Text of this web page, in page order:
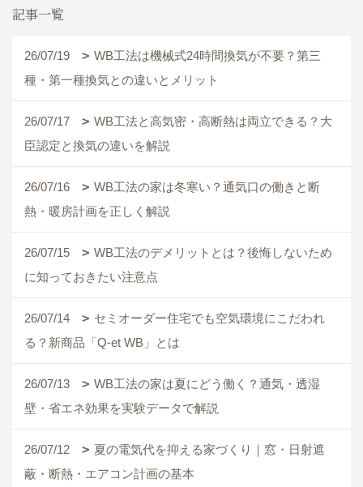
記事一覧
26/07/19
WB工法は機械式24時間換気が不要？第三
種・第一種換気との違いとメリット
26/07/17
WB工法と高気密・高断熱は両立できる？大
臣認定と換気の違いを解説
26/07/16
WB工法の家は冬寒い？通気口の働きと断
熱・暖房計画を正しく解説
26/07/15
WB工法のデメリットとは？後悔しないため
に知っておきたい注意点
26/07/14
セミオーダー住宅でも空気環境にこだわれ
る？新商品「Q-et WB」とは
26/07/13
WB工法の家は夏にどう働く？通気・透湿
壁・省エネ効果を実験データで解説
26/07/12
夏の電気代を抑える家づくり｜窓・日射遮
蔽・断熱・エアコン計画の基本